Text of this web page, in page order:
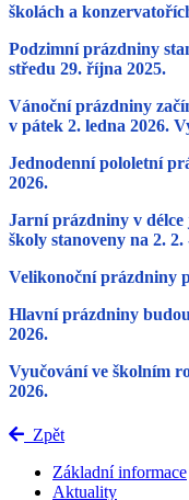
školách a
Podzimní prázdniny
středu 29. října 2025.
Vánoční prázdniny
v pátek 2. ledna 2026.
Jednodenní pololetní
2026.
Jarní prázdniny v
školy stanoveny na 2. 2.
Velikonoční prázdniny
Hlavní prázdniny
2026.
Vyučováníve školním
2026.
Zpět
Základní informace
Aktuality